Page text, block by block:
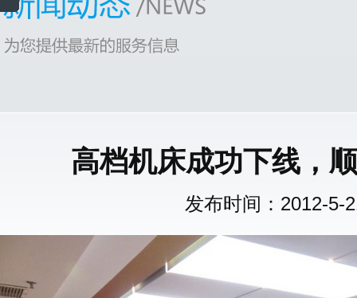
高档机床成功下线，
发布时间：2012-5-